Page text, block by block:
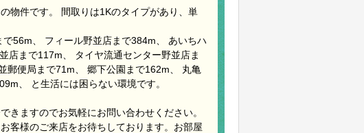
物件です。 間取りは1Kのタイプがあり、単
56m、 フィール野並店まで384m、 あいちハ
店まで117m、 タイヤ流通センター野並店ま
郵便局まで71m、 郷下公園まで162m、 丸亀
、 と生活には困らない環境です。
きますのでお気軽にお問い合わせください。
客様のご来店をお待ちしております。お部屋